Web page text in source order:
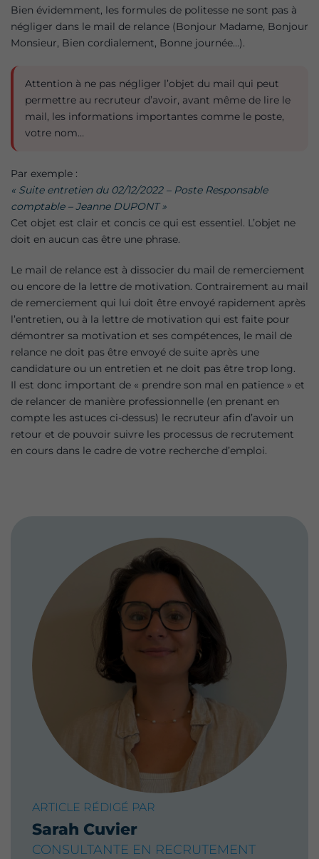
Bien évidemment, les formules de politesse ne sont pas à
négliger dans le mail de relance (Bonjour Madame, Bonjour
Monsieur, Bien cordialement, Bonne journée…).
Attention à ne pas négliger l’objet du mail qui peut
permettre au recruteur d’avoir, avant même de lire le
mail, les informations importantes comme le poste,
votre nom…
Par exemple :
« Suite entretien du 02/12/2022 – Poste Responsable
comptable – Jeanne DUPONT »
Cet objet est clair et concis ce qui est essentiel. L’objet ne
doit en aucun cas être une phrase.
Le mail de relance est à dissocier du mail de remerciement
ou encore de la lettre de motivation. Contrairement au mail
de remerciement qui lui doit être envoyé rapidement après
l’entretien, ou à la lettre de motivation qui est faite pour
démontrer sa motivation et ses compétences, le mail de
relance ne doit pas être envoyé de suite après une
candidature ou un entretien et ne doit pas être trop long.
Il est donc important de « prendre son mal en patience » et
de relancer de manière professionnelle (en prenant en
compte les astuces ci-dessus) le recruteur afin d’avoir un
retour et de pouvoir suivre les processus de recrutement
en cours dans le cadre de votre recherche d’emploi.
ARTICLE RÉDIGÉ PAR
Sarah Cuvier
CONSULTANTE EN RECRUTEMENT